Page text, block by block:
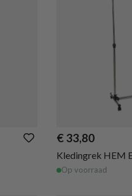
€ 33,80
Kledingrek HEM
Op voorraad